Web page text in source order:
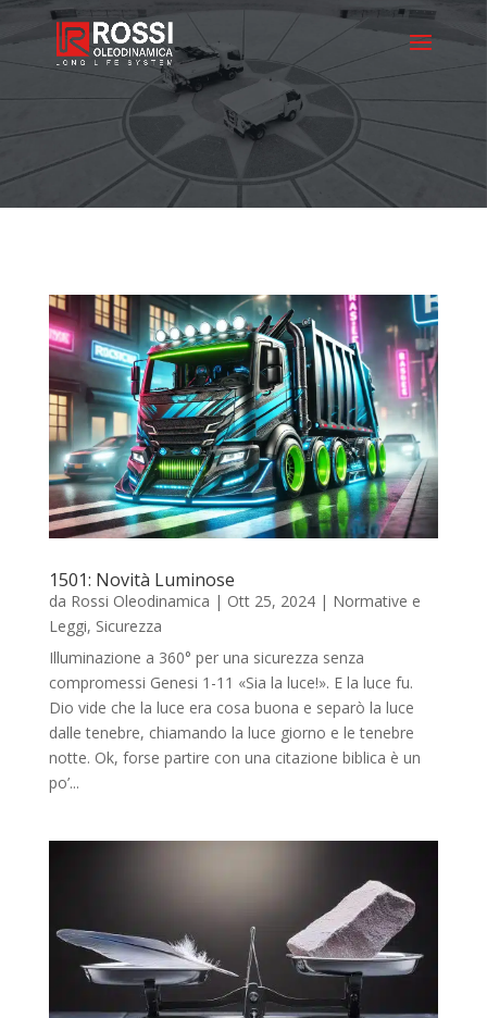
1501: Novità Luminose
da Rossi Oleodinamica | Ott 25, 2024| Normative e
Leggi, Sicurezza
Illuminazione a 360° per una sicurezza senza
compromessi Genesi 1-11 «Sia la luce!». E la luce fu.
Dio vide che la luce era cosa buona e separò la luce
dalle tenebre, chiamando la luce giorno e le tenebre
notte. Ok, forse partire con una citazione biblica è un
po’...